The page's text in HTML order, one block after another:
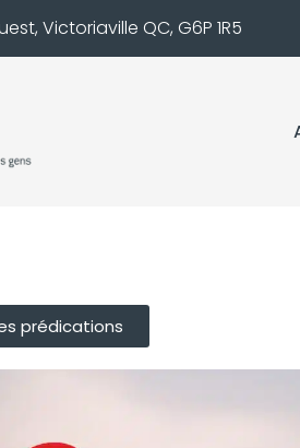
Victoriaville QC, G6P 1R5
prédications